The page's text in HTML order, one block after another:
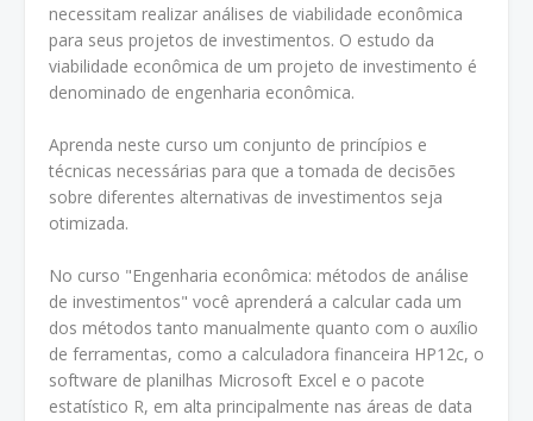
necessitam realizar análises de viabilidade econômica
para seus projetos de investimentos. O estudo da
viabilidade econômica de um projeto de investimento é
denominado de engenharia econômica.
Aprenda neste curso um conjunto de princípios e
técnicas necessárias para que a tomada de decisões
sobre diferentes alternativas de investimentos seja
otimizada.
No curso "Engenharia econômica: métodos de análise
de investimentos" você aprenderá a calcular cada um
dos métodos tanto manualmente quanto com o auxílio
de ferramentas, como a calculadora financeira HP12c, o
software de planilhas Microsoft Excel e o pacote
estatístico R, em alta principalmente nas áreas de data